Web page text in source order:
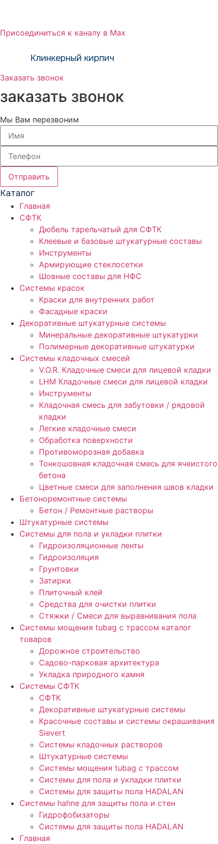
Присоединиться к каналу в Max
Клинкерный кирпич
Заказать звонок
заказать звонок
Мы Вам перезвоним
Отправить
Каталог
Главная
СФТК
Дюбель тарельчатый для СФТК
Клеевые и базовые штукатурные составы
Инструменты
Армирующие стеклосетки
Шовные составы для НФС
Cистемы красок
Краски для внутренних работ
Фасадные краски
Декоративные штукатурные системы
Минеральные декоративные штукатурки
Полимерные декоративные штукатурки
Системы кладочных смесей
V.O.R. Кладочные смеси для лицевой кладки
LHM Кладочные смеси для лицевой кладки
Инструменты
Кладочная смесь для забутовки / рядовой
кладки
Легкие кладочные смеси
Обработка поверхности
Противоморозная добавка
Тонкошовная кладочная смесь для ячеистого
бетона
Цветные смеси для заполнения швов кладки
Бетоноремонтные системы
Бетон / Ремонтные растворы
Штукатурные системы
Cистемы для пола и укладки плитки
Гидроизоляционные ленты
Гидроизоляция
Грунтовки
Затирки
Плиточный клей
Средства для очистки плитки
Стяжки / Смеси для выравнивания пола
Системы мощения tubag с трассом каталог
товаров
Дорожное строительство
Садово-парковая архитектура
Укладка природного камня
Системы СФТК
СФТК
Декоративные штукатурные системы
Красочные составы и системы окрашивания
Sievert
Cистемы кладочных растворов
Штукатурные системы
Системы мощения tubag с трассом
Cистемы для пола и укладки плитки
Системы для защиты пола HADALAN
Системы hahne для защиты пола и стен
Гидрофобизаторы
Системы для защиты пола HADALAN
Главная